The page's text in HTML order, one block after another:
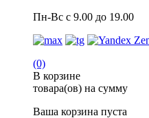
Пн-Вс с 9.00 до 19.00
(0)
В корзине
товара(ов) на сумму
Ваша корзина пуста